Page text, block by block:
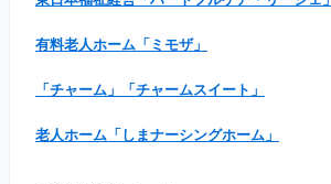
有料老人ホーム「ミモザ」
「チャーム」「チャームスイート」
老人ホーム「しまナーシングホーム」